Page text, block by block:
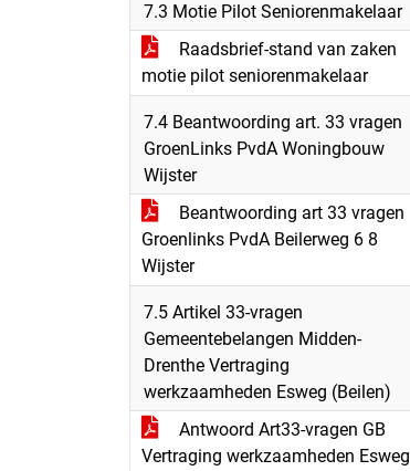
7.3 Motie Pilot Seniorenmakelaar
Raadsbrief-stand van zaken
motie pilot seniorenmakelaar
7.4 Beantwoording art. 33 vragen
GroenLinks PvdA Woningbouw
Wijster
Beantwoording art 33 vragen
Groenlinks PvdA Beilerweg 6 8
Wijster
7.5 Artikel 33-vragen
Gemeentebelangen Midden-
Drenthe Vertraging
werkzaamheden Esweg (Beilen)
Antwoord Art33-vragen GB
Vertraging werkzaamheden Esweg